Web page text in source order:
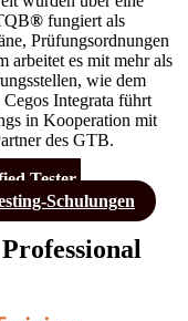
® fungiert als
Prüfungsordnungen
arbeitet es mit mehr als
wie dem
Integrata führt
in Kooperation mit
des GTB.
Tester-
Schulungen
Professional